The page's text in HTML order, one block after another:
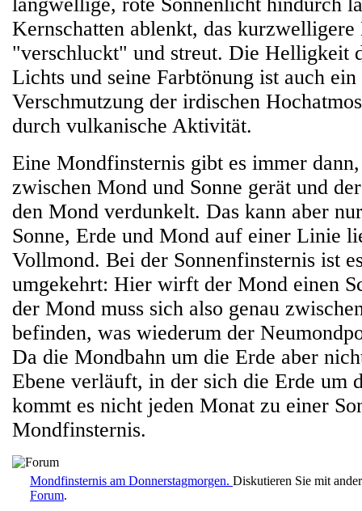
Kernschatten ablenkt, das kurzwelligere
"verschluckt" und streut. Die Helligkeit
Lichts und seine Farbtönung ist auch
Verschmutzung der irdischen
durch vulkanische Aktivität.
Eine Mondfinsternis gibt es immer
zwischen Mond und Sonne gerät und
den Mond verdunkelt. Das kann aber
Sonne, Erde und Mond auf einer Linie
Vollmond. Bei der Sonnenfinsternis ist
umgekehrt: Hier wirft der Mond einen
der Mond muss sich also genau
befinden, was wiederum der
Da die Mondbahn um die Erde aber
Ebene verläuft, in der sich die Erde um
kommt es nicht jeden Monat zu einer
Mondfinsternis.
Mondfinsternis am Donnerstagmorgen. Diskutieren Sie mit
Forum.